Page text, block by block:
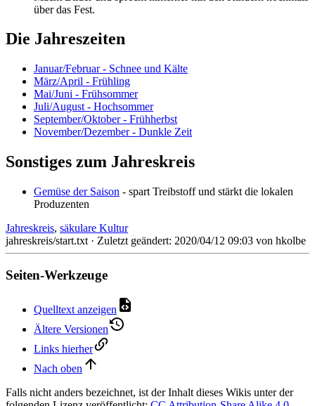
über das Fest.
Die Jahreszeiten
Januar/Februar - Schnee und Kälte
März/April - Frühling
Mai/Juni - Frühsommer
Juli/August - Hochsommer
September/Oktober - Frühherbst
November/Dezember - Dunkle Zeit
Sonstiges zum Jahreskreis
Gemüse der Saison - spart Treibstoff und stärkt die lokalen
Produzenten
Jahreskreis, säkulare Kultur
jahreskreis/start.txt · Zuletzt geändert: 2020/04/12 09:03 von hkolbe
Seiten-Werkzeuge
Quelltext anzeigen
Ältere Versionen
Links hierher
Nach oben
Falls nicht anders bezeichnet, ist der Inhalt dieses Wikis unter der